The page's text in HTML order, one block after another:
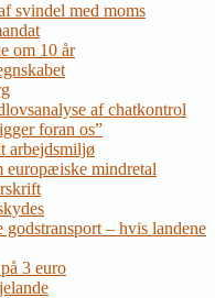
svindel med moms
om 10 år
af chatkontrol
foran os”
arbejdsmiljø
europæiske mindretal
– hvis landene
3 euro